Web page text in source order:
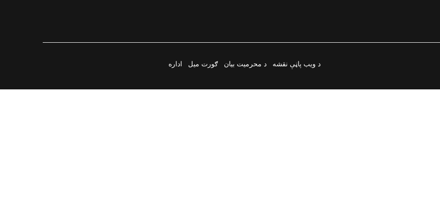
د ویب پاڼې نقشه د محرمیت بیان ګورت میل اداره